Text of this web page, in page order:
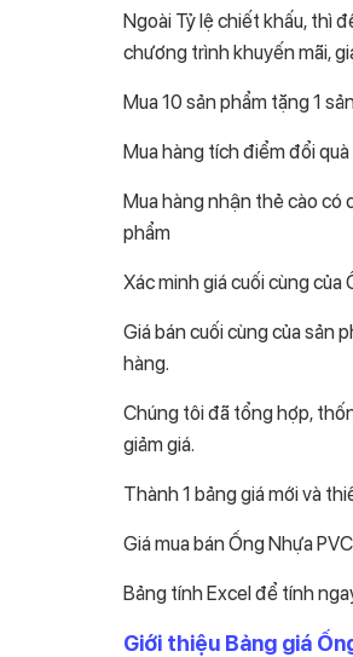
Ngoài Tỷ lệ chiết khấu, thì
chương trình khuyến mãi,
Mua 10 sản phẩm tặng 1
Mua hàng tích điểm đổi quà
Mua hàng nhận thẻ cào có
phẩm
Xác minh giá cuối cùng của
Giá bán cuối cùng của sản
hàng.
Chúng tôi đã tổng hợp,
giảm giá.
Thành 1 bảng giá mới và
Giá mua bán Ống Nhựa
Bảng tính Excel để tính
Giới thiệu Bảng giá